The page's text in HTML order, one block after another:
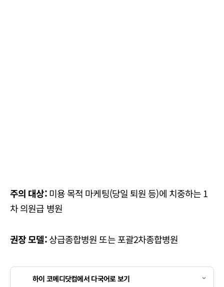
주의 대상:미용 목적 마케팅(당일 퇴원 등)에 치중하는 1
차 의원급 병원
권장 모델:상급종합병원 또는 포괄2차종합병원
하이 코메디닷컴에서 다국어로 보기